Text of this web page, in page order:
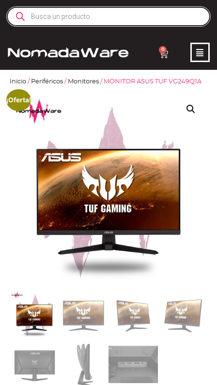
0
Inicio / Periféricos / Monitores / MONITOR ASUS TUF VG249Q1A
¡Oferta!